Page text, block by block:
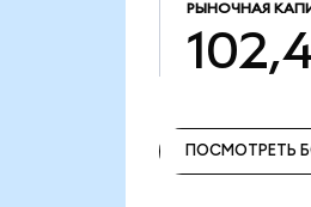
РЫНОЧНАЯ
ПОСМОТРЕТЬ